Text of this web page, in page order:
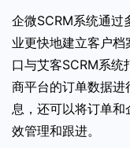
企微SCRM系统通过
业更快地建立客户
口与艾客SCRM系统
商平台的订单数据
息，还可以将订单
效管理和跟进。